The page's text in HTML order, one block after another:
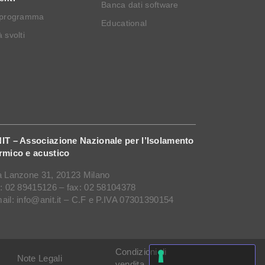
svolti
Banca dati software
Educational
– Associazione Nazionale per l’Isolamento
e acustico
Lanzone 31, 20123 Milano
02 89415126 – fax: 02 58104378
info@anit.it – C.F e P.IVA 07301390154
Note Legali
Condizioni di